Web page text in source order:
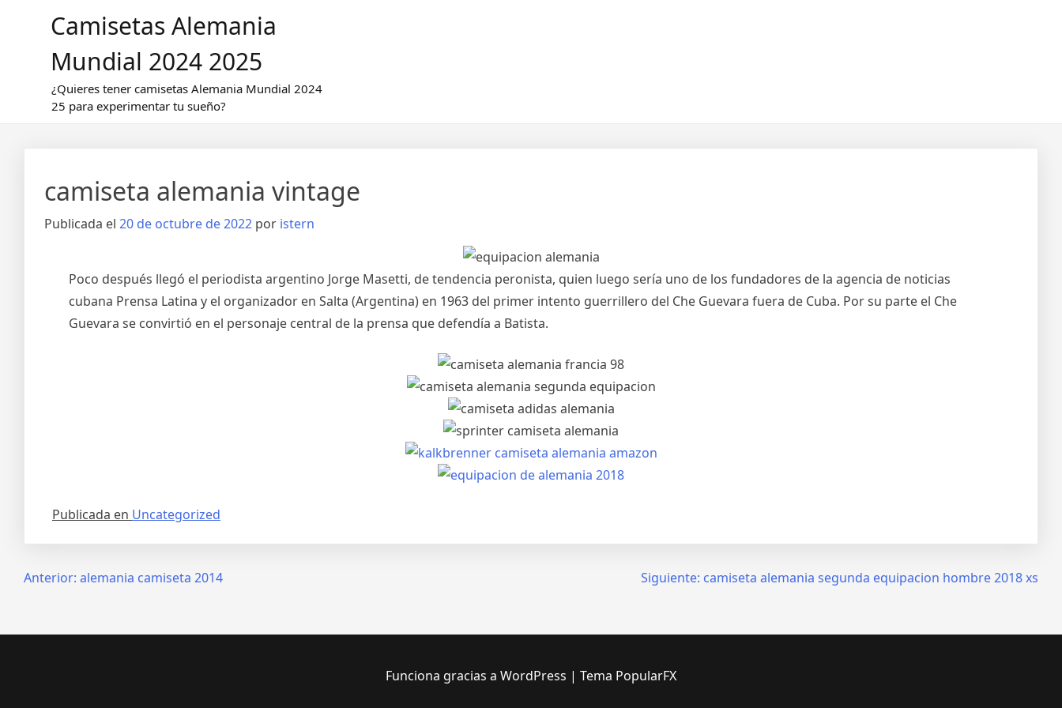
Camisetas Alemania
Mundial 2024 2025
¿Quieres tener camisetas Alemania Mundial 2024
25 para experimentar tu sueño?
camiseta alemania vintage
Publicada el 20 de octubre de 2022 por istern
Poco después llegó el periodista argentino Jorge Masetti, de tendencia peronista, quien luego sería uno de los fundadores de la agencia de noticias
cubana Prensa Latina y el organizador en Salta (Argentina) en 1963 del primer intento guerrillero del Che Guevara fuera de Cuba. Por su parte el Che
Guevara se convirtió en el personaje central de la prensa que defendía a Batista.
Publicada en Uncategorized
Navegación
entradas
Anterior: alemania camiseta 2014 Siguiente: camiseta alemania segunda equipacion hombre 2018 xs
Funciona gracias a WordPress | Tema PopularFX